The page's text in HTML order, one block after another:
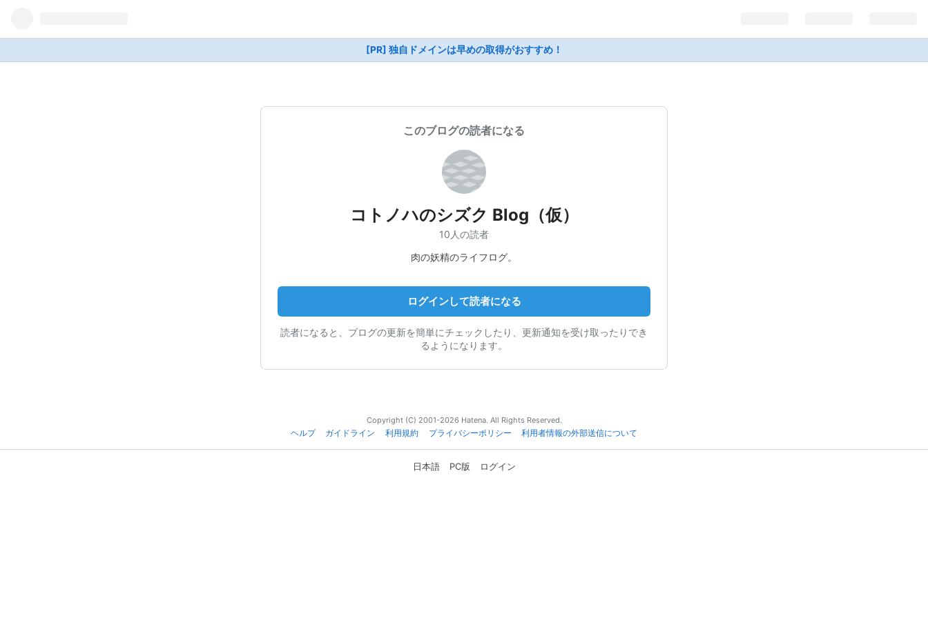
[PR] 独自ドメインは早めの取得がおすすめ！
このブログの読者になる
コトノハのシズク Blog（仮）
10人の読者
肉の妖精のライフログ。
ログインして読者になる
読者になると、ブログの更新を簡単にチェックしたり、更新通知を受け取ったりでき
るようになります。
Copyright (C) 2001-2026 Hatena. All Rights Reserved.
ヘルプ
ガイドライン 利用規約 プライバシーポリシー 利用者情報の外部送信について
日本語 PC版 ログイン